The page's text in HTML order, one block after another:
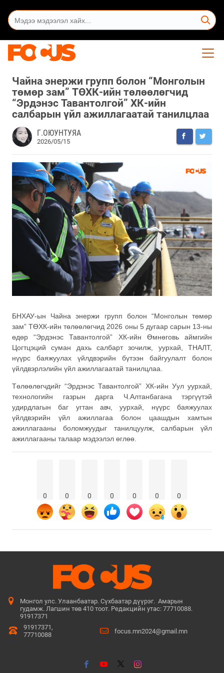
Чайна энержи групп болон “Монголын
төмөр зам” ТӨХК-ийн төлөөлөгчид
“Эрдэнэс Тавантолгой” ХК-ийн
салбарын үйл ажиллагаатай танилцлаа
Г.ОЮУНТУЯА
2026/05/15
БНХАУ-ын Чайна энержи групп болон “Монголын төмөр
зам” ТӨХК-ийн төлөөлөгчид 2026 оны 5 дугаар сарын 13-ны
өдөр “Эрдэнэс Тавантолгой” ХК-ийн Өмнөговь аймгийн
Цогтцэций суман дахь салбарт зочилж, уурхай, ТНАЛТ,
нүүрс баяжуулах үйлдвэрийн бүтээн байгуулалт болон
үйлдвэрлэлийн үйл ажиллагаатай танилцлаа.
Төлөөлөгчдийг “Эрдэнэс Тавантолгой” ХК-ийн Уул уурхай,
технологийн газрын дарга Ч.Алтанбагана тэргүүтэй
удирдлагын баг угтан авч, уурхай, нүүрс баяжуулах
үйлдвэрийн үйл ажиллагаа болон цаашдын хамтын
ажиллагааны боломжуудыг танилцуулж, салбарын үйл
ажиллагааны талаар мэдээлэл өглөө.
0 0 0 0 0 0 0
Монгол улс. Улаанбаатар. Сүхбаатар дүүрэг. Амарын
гудамж. Лагшин төв 410 тоот. Редакцийн утас: 77710088.
91917371
91917371,
77710088
focus.mn2024@gmail.mn